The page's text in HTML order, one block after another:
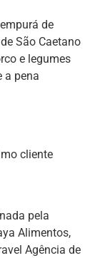
de
São Caetano
e legumes
a pena
cliente
pela
Alimentos,
Agência de